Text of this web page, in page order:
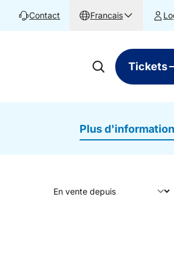
Contact Francais
Tickets
Plus
Trier par